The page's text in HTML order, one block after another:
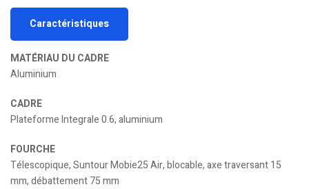
Caractéristiques
MATÉRIAU DU CADRE
Aluminium
CADRE
Plateforme Integrale 0.6, aluminium
FOURCHE
Télescopique, Suntour Mobie25 Air, blocable, axe traversant 15
mm, débattement 75 mm